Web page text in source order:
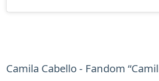
Camila Cabello - Fandom